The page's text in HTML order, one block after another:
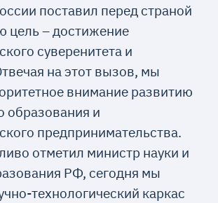
поставил перед страной
цель – достижение
суверенитета и
на этот вызов, мы
внимание развитию
образования и
предпринимательства.
отметил министр науки и
РФ, сегодня мы
технологический каркас